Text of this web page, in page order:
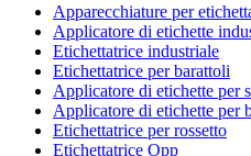
Apparecchiature per
Applicatore di etichette
Etichettatrice industriale
Etichettatrice per barattoli
Applicatore di etichette per
Applicatore di etichette per
Etichettatrice per rossetto
Etichettatrice Opp